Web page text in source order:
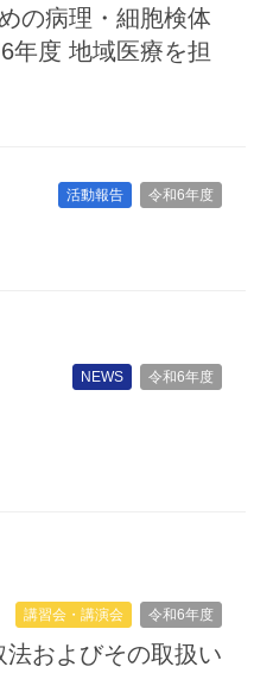
の病理・細胞検体
年度 地域医療を担
令和6年度
活動報告
令和6年度
NEWS
令和6年度
講習会・講演会
法およびその取扱い